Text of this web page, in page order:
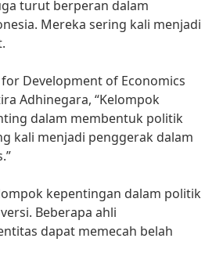
turut berperan dalam
Mereka sering kali menjadi
Development of Economics
Adhinegara, “Kelompok
dalam membentuk politik
kali menjadi penggerak dalam
kepentingan dalam politik
Beberapa ahli
dapat memecah belah